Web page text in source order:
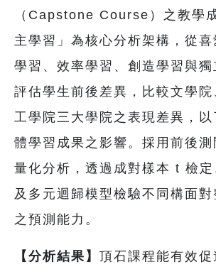
（Capstone Course）之教學
主學習」為核心分析架構，從
學習、效率學習、創造學習與獨
評估學生前後差異，比較文學
工學院三大學院之表現差異，
體學習成果之影響。採用前後
量化分析，透過成對樣本 t 檢定
及多元迴歸模型檢驗不同構面
之預測能力。
【分析結果】 頂石課程能有效